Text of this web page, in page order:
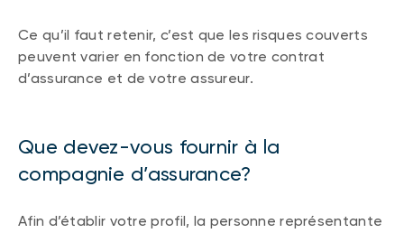
Ce qu’il faut retenir, c’est que les risques couverts
peuvent varier en fonction de votre contrat
d’assurance et de votre assureur.
Que devez-vous fournir à la
compagnie d’assurance?
Afin d’établir votre profil, la personne représentante